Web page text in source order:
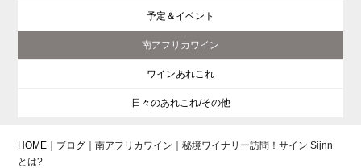
予定＆イベント
南アフリカワイン
ワインあれこれ
日々のあれこれ/その他
HOME ブログ ｜南アフリカワイン｜秘境ワイナリー訪問！サイン Sijnn
とは?